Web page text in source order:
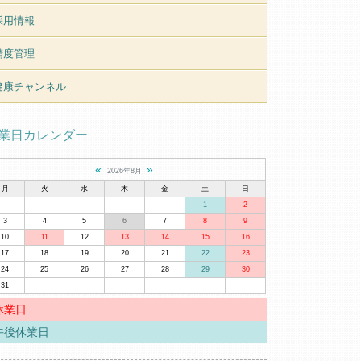
用情報
度管理
康チャンネル
日カレンダー
« 2026年8月 »
月 火 水 木 金 土
日
1
2
3
4 5 6 7 8
9
10
11 12 13 14 15
16
17
18 19 20 21 22
23
24
25 26 27 28 29
30
31
業日
後休業日